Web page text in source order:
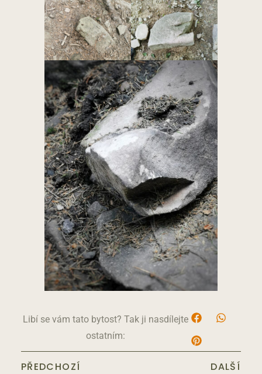
Libí se vám tato bytost? Tak ji nasdílejte
ostatním:
PŘEDCHOZÍ DALŠÍ